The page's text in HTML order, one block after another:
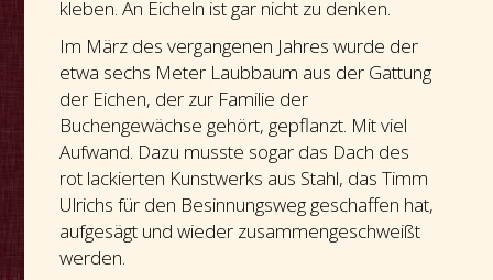
kleben. An Eicheln ist gar nicht zu denken.
Im März des vergangenen Jahres wurde der
etwa sechs Meter Laubbaum aus der Gattung
der Eichen, der zur Familie der
Buchengewächse gehört, gepflanzt. Mit viel
Aufwand. Dazu musste sogar das Dach des
rot lackierten Kunstwerks aus Stahl, das Timm
Ulrichs für den Besinnungsweg geschaffen hat,
aufgesägt und wieder zusammengeschweißt
werden.